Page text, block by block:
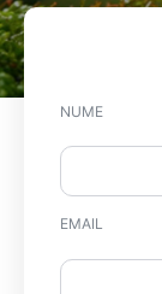
NUME
EMAIL